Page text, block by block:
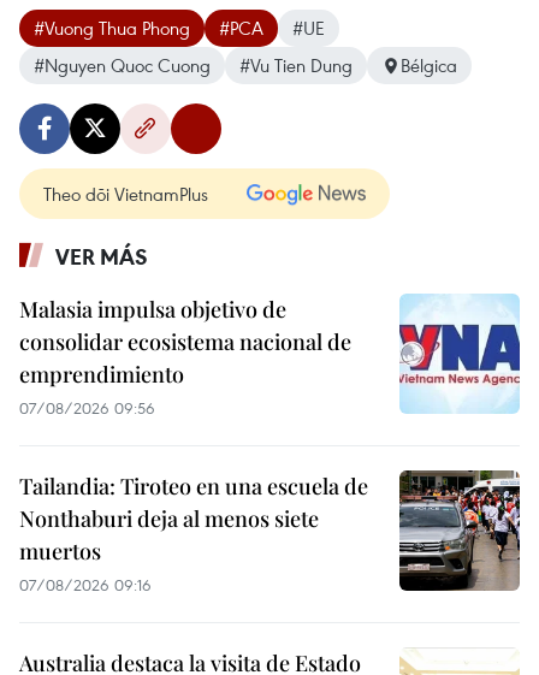
#Vuong Thua Phong #PCA
#UE
#Nguyen Quoc Cuong
#Vu Tien Dung Bélgica
Theo dõi VietnamPlus
VER MÁS
Malasia impulsa objetivo de
consolidar ecosistema nacional de
emprendimiento
07/08/2026 09:56
Tailandia: Tiroteo en una escuela de
Nonthaburi deja al menos siete
muertos
07/08/2026 09:16
Australia destaca la visita de Estado